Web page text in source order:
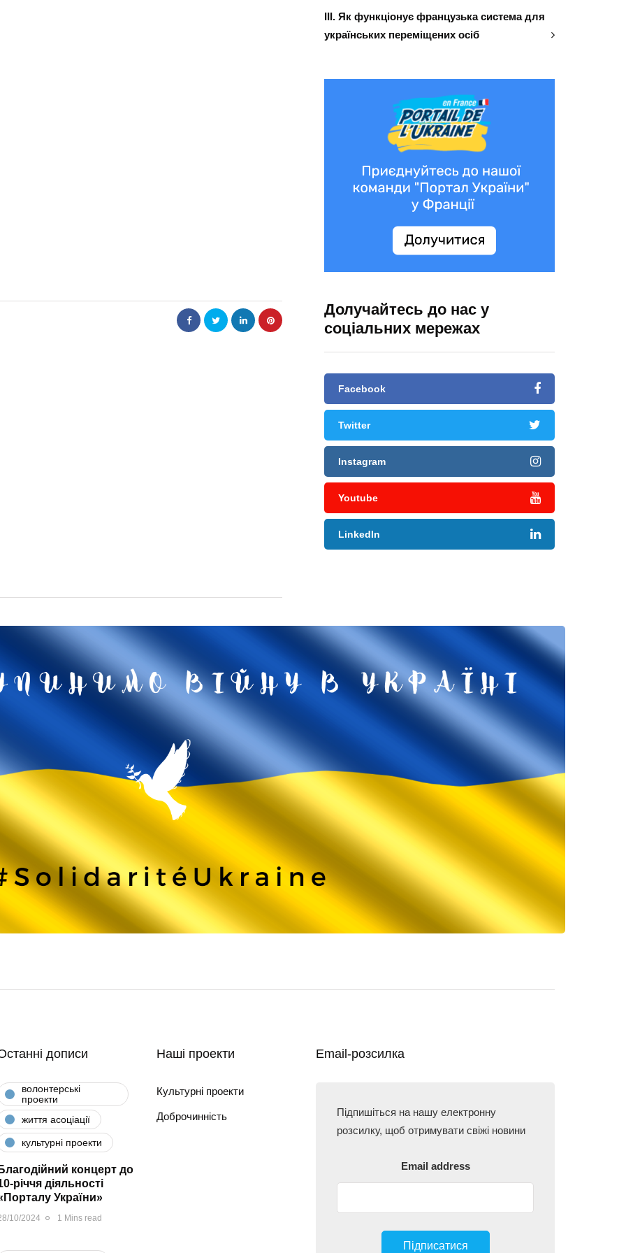
ІІІ. Як функціонує французька система для
українських переміщених осіб
Долучайтесь до нас у
соціальних мережах
Facebook
Twitter
Instagram
Youtube
LinkedIn
дописи
волонтерські
проекти
життя асоціації
культурні проекти
концерт до
річчя діяльності
України»
10/2024 1 Mins read
Наші проекти
Культурні проекти
Доброчинність
Email-розсилка
Підпишіться на нашу електронну
розсилку, щоб отримувати свіжі новини
Email address